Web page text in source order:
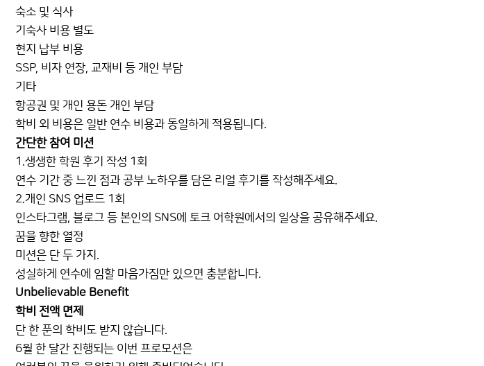
숙소 및 식사
기숙사 비용 별도
현지 납부 비용
SSP, 비자 연장, 교재비 등 개인 부담
기타
항공권 및 개인 용돈 개인 부담
학비 외 비용은 일반 연수 비용과 동일하게 적용됩니다.
간단한 참여 미션
1.생생한 학원 후기 작성 1회
연수 기간 중 느낀 점과 공부 노하우를 담은 리얼 후기를 작성해주세요.
2.개인 SNS 업로드 1회
인스타그램, 블로그 등 본인의 SNS에 토크 어학원에서의 일상을 공유해주세요.
꿈을 향한 열정
미션은 단 두 가지.
성실하게 연수에 임할 마음가짐만 있으면 충분합니다.
Unbelievable Benefit
학비 전액 면제
단 한 푼의 학비도 받지 않습니다.
6월 한 달간 진행되는 이번 프로모션은